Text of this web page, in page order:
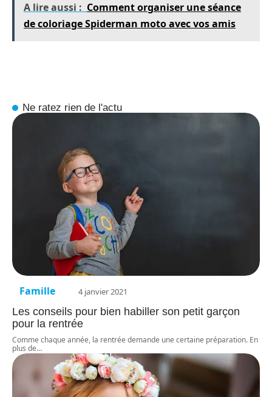
A lire aussi : Comment organiser une séance
de coloriage Spiderman moto avec vos amis
Ne ratez rien de l'actu
Famille 4 janvier 2021
Les conseils pour bien habiller son petit garçon
pour la rentrée
Comme chaque année, la rentrée demande une certaine préparation. En
plus de…